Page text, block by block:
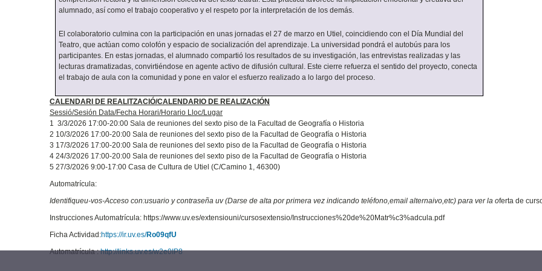
alumnado, así como el trabajo cooperativo y el respeto por la interpretación de los demás.
El colaboratorio culmina con la participación en unas jornadas el 27 de marzo en Utiel, coincidiendo con el Día Mundial del
Teatro, que actúan como colofón y espacio de socialización del aprendizaje. La universidad pondrá el autobús para los
participantes. En estas jornadas, el alumnado compartió los resultados de su investigación, las entrevistas realizadas y las
lecturas dramatizadas, convirtiéndose en agente activo de difusión cultural. Este cierre refuerza el sentido del proyecto, conecta
el trabajo de aula con la comunidad y pone en valor el esfuerzo realizado a lo largo del proceso.
CALENDARI DE REALITZACIÓ/CALENDARIO DE REALIZACIÓN
Sessió/Sesión Data/Fecha Horari/Horario Lloc/Lugar
1 3/3/2026 17:00-20:00 Sala de reuniones del sexto piso de la Facultad de Geografía o Historia
2 10/3/2026 17:00-20:00 Sala de reuniones del sexto piso de la Facultad de Geografía o Historia
3 17/3/2026 17:00-20:00 Sala de reuniones del sexto piso de la Facultad de Geografía o Historia
4 24/3/2026 17:00-20:00 Sala de reuniones del sexto piso de la Facultad de Geografía o Historia
5 27/3/2026 9:00-17:00 Casa de Cultura de Utiel (C/Camino 1, 46300)
Automatrícula:
Identifiqueu-vos-Acceso con:usuario y contraseña uv (Darse de alta por primera vezindicando teléfono,email alternaivo,etc) para ver la oferta de
Instrucciones Automatrícula: https://www.uv.es/extensiouni/cursosextensio/Instrucciones%20de%20Matr%c3%adcula.pdf
Ficha Actividad:https://ir.uv.es/Ro09qfU
Automatrícula :http://links.uv.es/w2e0IP8